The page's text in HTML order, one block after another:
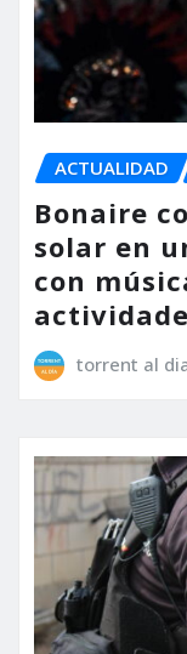
ACTUALIDAD
Bonaire
solar en
con
torrent al